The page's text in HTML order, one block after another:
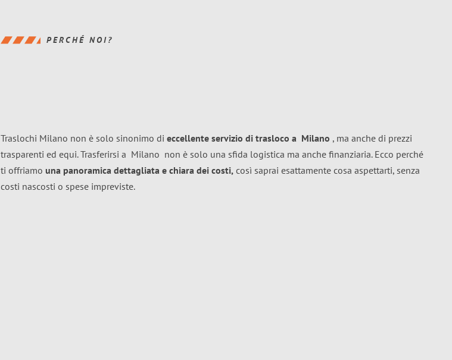
PERCHÉ NOI?
Traslochi Milano non è solo sinonimo di eccellente servizio di trasloco a Milano , ma anche di prezzi
trasparenti ed equi. Trasferirsi a Milano non è solo una sfida logistica ma anche finanziaria. Ecco perché
ti offriamo una panoramica dettagliata e chiara dei costi, così saprai esattamente cosa aspettarti, senza
costi nascosti o spese impreviste.